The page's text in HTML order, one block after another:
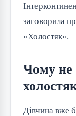
заговорила
«Холостяк».
Чому не
Дівчина вже